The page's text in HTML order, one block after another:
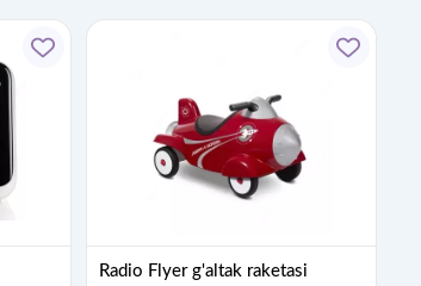
Radio Flyer g'altak raketasi